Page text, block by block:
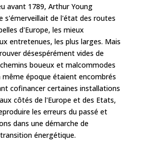
avant 1789, Arthur Young
s'émerveillait de l'état des routes
d'Europe, les mieux
entretenues, les plus larges. Mais
désespérément vides de
boueux et malcommodes
même époque étaient encombrés
cofinancer certaines installations
côtés de l'Europe et des Etats,
les erreurs du passé et
dans une démarche de
énergétique.